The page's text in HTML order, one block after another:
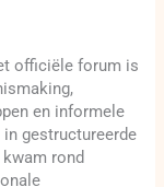
officiële forum is
en informele
in gestructureerde
rond